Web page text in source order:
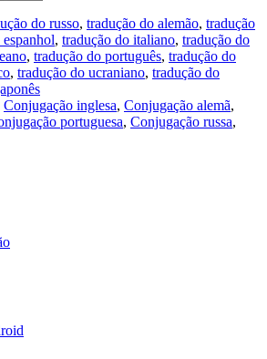
do russo, tradução do alemão, tradução
, tradução do italiano, tradução do
, tradução do português, tradução do
, tradução do ucraniano, tradução do
Conjugação inglesa, Conjugação alemã,
portuguesa, Conjugação russa,